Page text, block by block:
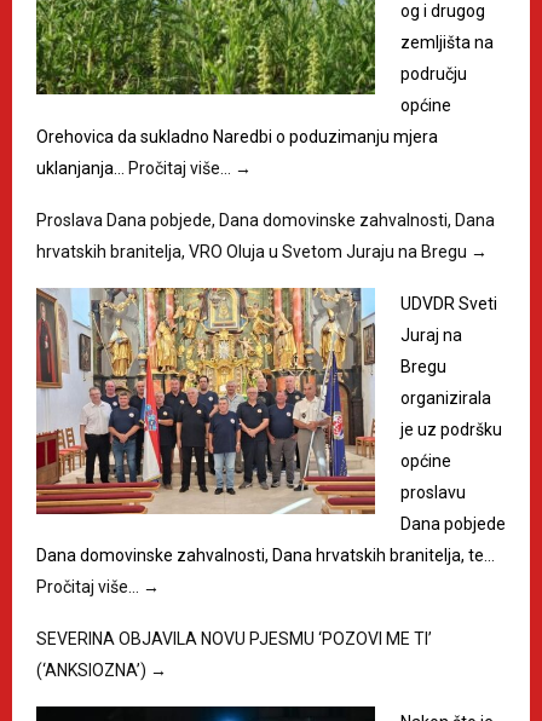
og i drugog
zemljišta na
području
općine
Orehovica da sukladno Naredbi o poduzimanju mjera
uklanjanja… Pročitaj više… →
Proslava Dana pobjede, Dana domovinske zahvalnosti, Dana
hrvatskih branitelja, VRO Oluja u Svetom Juraju na Bregu →
UDVDR Sveti
Juraj na
Bregu
organizirala
je uz podršku
općine
proslavu
Dana pobjede
Dana domovinske zahvalnosti, Dana hrvatskih branitelja, te…
Pročitaj više… →
SEVERINA OBJAVILA NOVU PJESMU ‘POZOVI ME TI’
(‘ANKSIOZNA’) →